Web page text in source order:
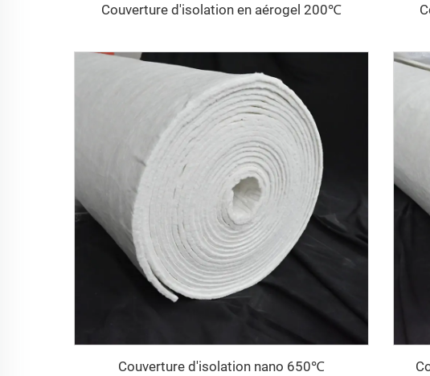
Couverture d'isolation en aérogel 200℃
Couverture d'isolation nano 650℃